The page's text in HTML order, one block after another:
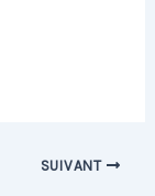
SUIVANT